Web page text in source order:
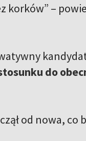
korków” –
do
od nowa, co